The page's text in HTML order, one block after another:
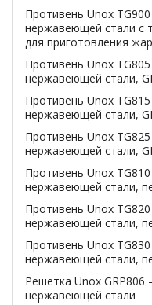
Противень Unox
нержавеющей стали с
для приготовления
Противень Unox
нержавеющей стали,
Противень Unox
нержавеющей стали,
Противень Unox
нержавеющей стали,
Противень Unox
нержавеющей стали,
Противень Unox
нержавеющей стали,
Противень Unox
нержавеющей стали,
Решетка Unox
нержавеющей стали